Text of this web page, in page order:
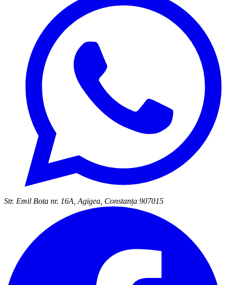
Str. Emil Bota nr. 16A, Agigea, Constanța 907015